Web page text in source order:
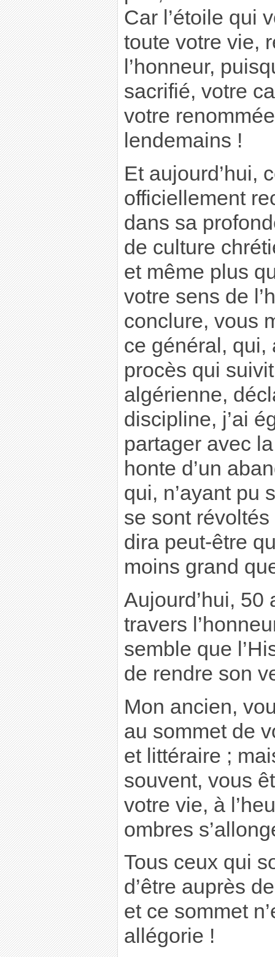
Car l’étoile qui
toute votre vie,
l’honneur,
sacrifié, votre
votre
lendemains !
Et aujourd’hui,
officiellement
dans sa
de culture
et même plus
votre sens de
conclure, vous
ce général, qui,
procès qui
algérienne,
discipline, j’ai
partager avec
honte d’un
qui, n’ayant pu
se sont révoltés
dira peut-être
moins grand
Aujourd’hui, 50
travers
semble que
de rendre son
Mon ancien,
au sommet de
et littéraire ;
souvent, vous
votre vie, à
ombres
Tous ceux qui
d’être auprès
et ce sommet
allégorie !